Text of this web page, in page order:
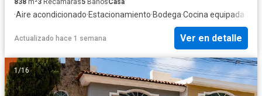
·Aire acondicionado·Estacionamiento·Bodega·Cocina equipada
Actualizado hace 1 semana Ver en detalle
1/16